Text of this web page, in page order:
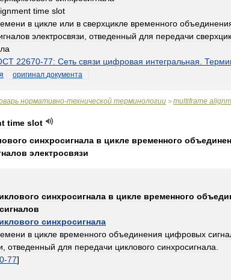
time slot
в цикле или в сверхцикле временного
электросвязи отведенный для передачи
22670-77: Сеть связи цифровая интегральная
оригинал документа
нормативно-технической терминологии > multiframe
time slot
синхросигнала в цикле временного
электросвязи
синхросигнала в цикле временного
сигналов
синхросигнала
в цикле временного объединения цифровых
отведенный для передачи циклового синхросигнала
-77]